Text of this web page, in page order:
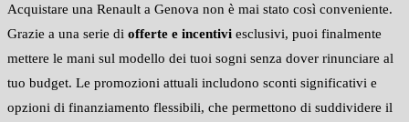
Acquistare una Renault a Genova non è mai stato così conveniente.
Grazie a una serie di offerte e incentivi esclusivi, puoi finalmente
mettere le mani sul modello dei tuoi sogni senza dover rinunciare al
tuo budget. Le promozioni attuali includono sconti significativi e
opzioni di finanziamento flessibili, che permettono di suddividere il